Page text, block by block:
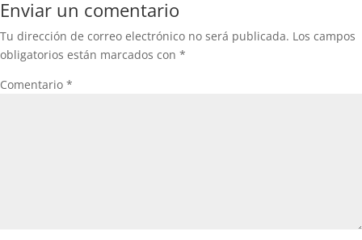
Enviar un comentario
Tu dirección de correo electrónico no será publicada. Los campos
obligatorios están marcados con *
Comentario *